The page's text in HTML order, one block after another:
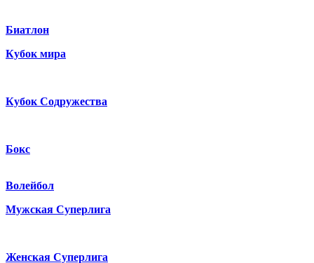
Биатлон
Кубок мира
Кубок Содружества
Бокс
Волейбол
Мужская Суперлига
Женская Суперлига